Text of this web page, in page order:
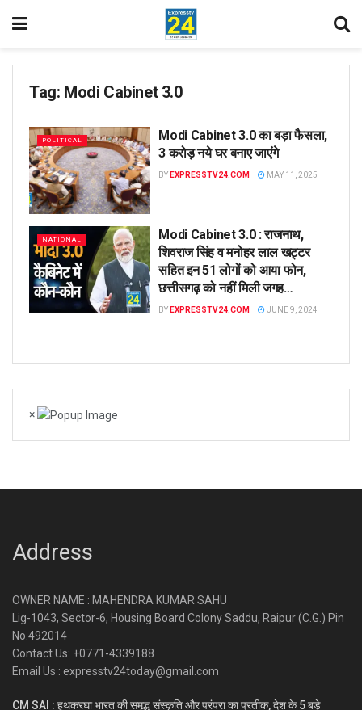
Tag: Modi Cabinet 3.0
POLITICAL
Modi Cabinet 3.0 का बड़ा फैसला,
3 करोड़ नये घर बनाए जाएंगे
BY EXPRESSTV24.COM MAY 11, 2025
NATIONAL
Modi Cabinet 3.0 : राजनाथ,
शिवराज सिंह व मनोहर लाल खट्टर
सहित इन 51 लोगों को आया फोन,
छत्तीसगढ़ को नहीं मिली जगह…
BY EXPRESSTV24.COM JUNE 9, 2024
×
Address
OWNER NAME : MAHENDRA KUMAR SAHU
Lig-1043, Sector-6, Housing Board Colony Saddu, Raipur (C.G.) Pin
No.492014
Contact Us: +0771-4339188
Email Us : expresstv24today@gmail.com
CM SAI : हथकरघा भारत की समृद्ध संस्कृति और परंपरा का प्रतीक, देश के 5 बड़े